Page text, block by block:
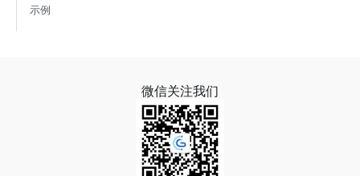
示例
微信关注我们